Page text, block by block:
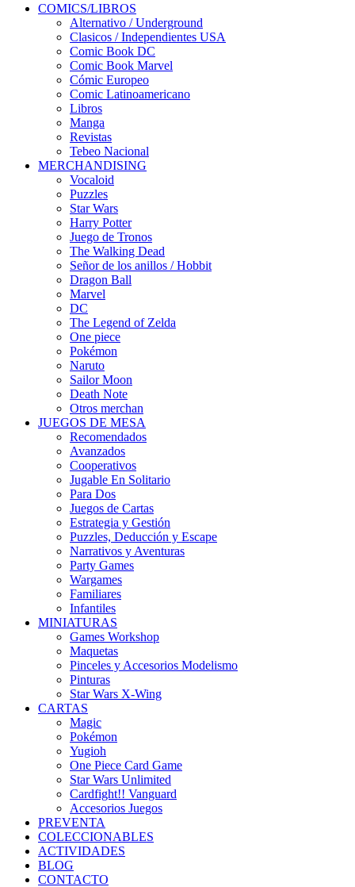
COMICS/LIBROS
Alternativo / Underground
Clasicos / Independientes USA
Comic Book DC
Comic Book Marvel
Cómic Europeo
Comic Latinoamericano
Libros
Manga
Revistas
Tebeo Nacional
MERCHANDISING
Vocaloid
Puzzles
Star Wars
Harry Potter
Juego de Tronos
The Walking Dead
Señor de los anillos / Hobbit
Dragon Ball
Marvel
DC
The Legend of Zelda
One piece
Pokémon
Naruto
Sailor Moon
Death Note
Otros merchan
JUEGOS DE MESA
Recomendados
Avanzados
Cooperativos
Jugable En Solitario
Para Dos
Juegos de Cartas
Estrategia y Gestión
Puzzles, Deducción y Escape
Narrativos y Aventuras
Party Games
Wargames
Familiares
Infantiles
MINIATURAS
Games Workshop
Maquetas
Pinceles y Accesorios Modelismo
Pinturas
Star Wars X-Wing
CARTAS
Magic
Pokémon
Yugioh
One Piece Card Game
Star Wars Unlimited
Cardfight!! Vanguard
Accesorios Juegos
PREVENTA
COLECCIONABLES
ACTIVIDADES
BLOG
CONTACTO